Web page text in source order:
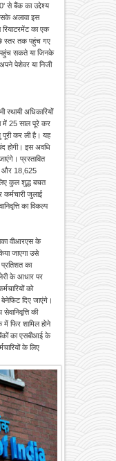
से बैंक का उद्देश्य
अलावा इस
का एक
स्तर तक पहुंच गए
सकते या जिनके
पेशेवर या निजी
स्थायी अधिकारियों
में 25 साल पूरे कर
कर ली है। यह
होगी। इस अवधि
प्रस्तावित
और 18,625
कुल शुद्ध बचत
जुलाई
का विकल्प
वीआरएस के
जाएगा उसे
का
के आधार पर
को
दिए जाएंगे।
की
फिर शामिल होने
बैंकों का एसबीआई के
के लिए